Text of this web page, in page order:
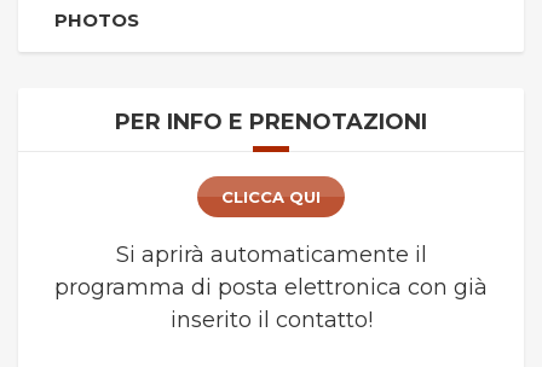
PHOTOS
PER INFO E PRENOTAZIONI
CLICCA QUI
Si aprirà automaticamente il
programma di posta elettronica con già
inserito il contatto!